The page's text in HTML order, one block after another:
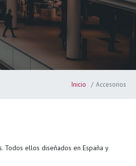
Inicio Accesorios
Todos ellos diseñados en España y